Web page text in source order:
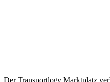
Der Transportlogy Marktplatz